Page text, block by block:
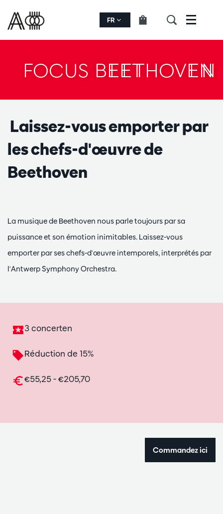
FR Menu
FOCUS BEETHOVEN
Laissez-vous emporter par
les chefs-d'œuvre de
Beethoven
La musique de Beethoven nous parle toujours par sa
puissance et son émotion inimitables. Laissez-vous
emporter par ses chefs-d'œuvre intemporels, interprétés par
l'Antwerp Symphony Orchestra.
3 concerten
Réduction de 15%
€55,25 - €205,70
Commandez ici